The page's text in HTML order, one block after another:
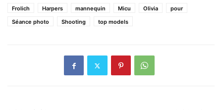
Frolich
Harpers mannequin Micu Olivia
pour
Séance photo
Shooting top models